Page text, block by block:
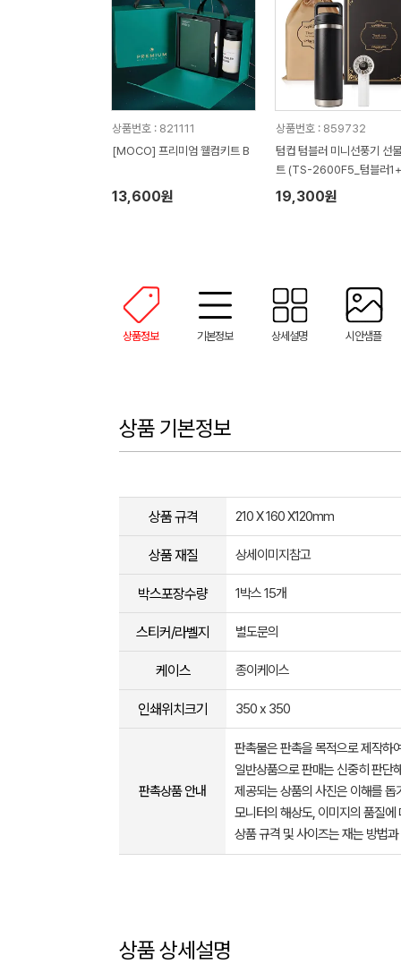
상품번호 : 821111
[MOCO] 프리미엄 웰컴키트 B
13,600원
상품번호 : 859732
텀컵 텀블러 미니선풍기 선
트 (TS-2600F5_텀블러
니선풍기1)
19,300원
상품정보 기본정보 상세설명 시안샘플
상품 기본정보
상품 규격 210 X 160 X120mm
상품 재질 상세이미지참고
박스포장수량 1박스 15개
스티커/라벨지 별도문의
케이스 종이케이스
인쇄위치크기 350 x 350
판촉상품 안내
판촉물은 판촉을 목적으로 제작하
일반상품으로 판매는 신중히 판단
제공되는 상품의 사진은 이해를
모니터의 해상도, 이미지의 품질
상품 규격 및 사이즈는 재는 방법
상품 상세설명